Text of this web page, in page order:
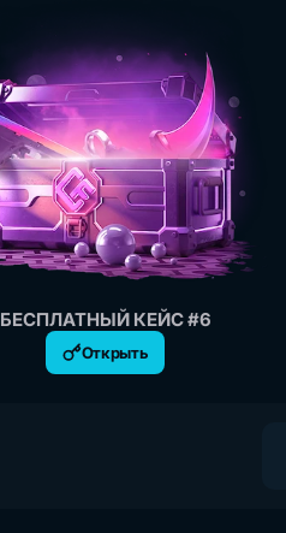
БЕСПЛАТНЫЙ КЕЙС #6
Открыть